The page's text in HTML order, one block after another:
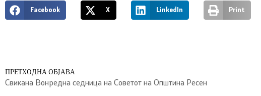
Facebook X LinkedIn Print
ПРЕТХОДНА ОБЈАВА
Свикана Вонредна седница на Советот на Општина Ресен